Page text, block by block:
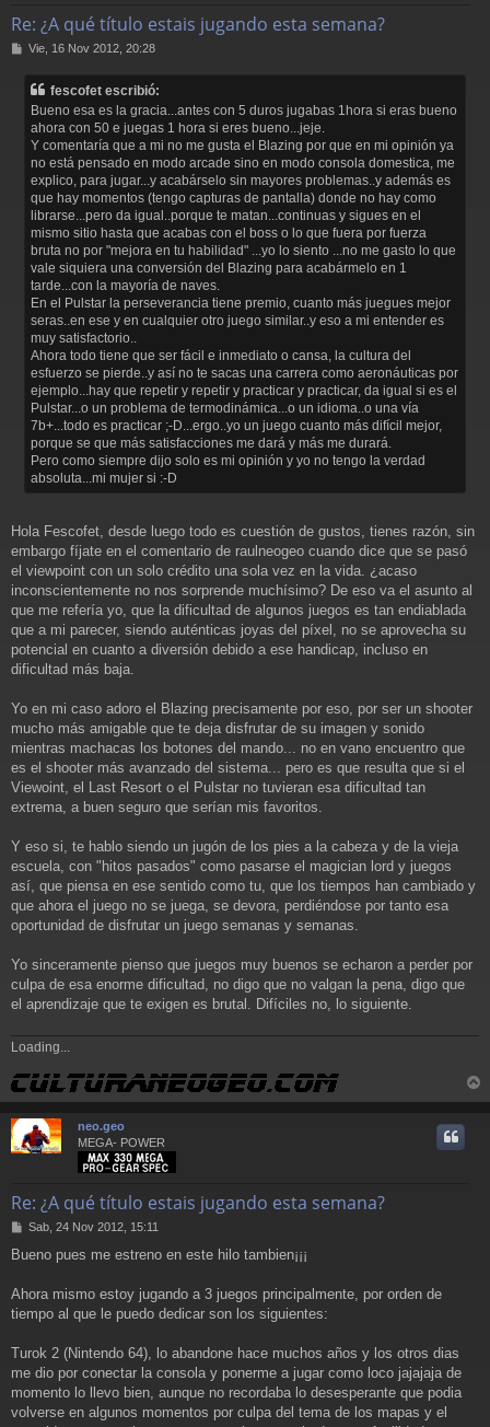
Re: ¿A qué título estais jugando esta semana?
M
Vie, 16 Nov 2012, 20:28
fescofet escribió:
Bueno esa es la gracia...antes con 5 duros jugabas 1hora si eras bueno
ahora con 50 e juegas 1 hora si eres bueno...jeje.
Y comentaría que a mi no me gusta el Blazing por que en mi opinión ya
no está pensado en modo arcade sino en modo consola domestica, me
explico, para jugar...y acabárselo sin mayores problemas..y además es
que hay momentos (tengo capturas de pantalla) donde no hay como
librarse...pero da igual..porque te matan...continuas y sigues en el
mismo sitio hasta que acabas con el boss o lo que fuera por fuerza
bruta no por "mejora en tu habilidad" ...yo lo siento ...no me gasto lo que
vale siquiera una conversión del Blazing para acabármelo en 1
tarde...con la mayoría de naves.
En el Pulstar la perseverancia tiene premio, cuanto más juegues mejor
seras..en ese y en cualquier otro juego similar..y eso a mi entender es
muy satisfactorio..
Ahora todo tiene que ser fácil e inmediato o cansa, la cultura del
esfuerzo se pierde..y así no te sacas una carrera como aeronáuticas por
ejemplo...hay que repetir y repetir y practicar y practicar, da igual si es el
Pulstar...o un problema de termodinámica...o un idioma..o una vía
7b+...todo es practicar ;-D...ergo..yo un juego cuanto más difícil mejor,
porque se que más satisfacciones me dará y más me durará.
Pero como siempre dijo solo es mi opinión y yo no tengo la verdad
absoluta...mi mujer si :-D
Hola Fescofet, desde luego todo es cuestión de gustos, tienes razón, sin
embargo fíjate en el comentario de raulneogeo cuando dice que se pasó
el viewpoint con un solo crédito una sola vez en la vida. ¿acaso
inconscientemente no nos sorprende muchísimo? De eso va el asunto al
que me refería yo, que la dificultad de algunos juegos es tan endiablada
que a mi parecer, siendo auténticas joyas del píxel, no se aprovecha su
potencial en cuanto a diversión debido a ese handicap, incluso en
dificultad más baja.
Yo en mi caso adoro el Blazing precisamente por eso, por ser un shooter
mucho más amigable que te deja disfrutar de su imagen y sonido
mientras machacas los botones del mando... no en vano encuentro que
es el shooter más avanzado del sistema... pero es que resulta que si el
Viewoint, el Last Resort o el Pulstar no tuvieran esa dificultad tan
extrema, a buen seguro que serían mis favoritos.
Y eso si, te hablo siendo un jugón de los pies a la cabeza y de la vieja
escuela, con "hitos pasados" como pasarse el magician lord y juegos
así, que piensa en ese sentido como tu, que los tiempos han cambiado y
que ahora el juego no se juega, se devora, perdiéndose por tanto esa
oportunidad de disfrutar un juego semanas y semanas.
Yo sinceramente pienso que juegos muy buenos se echaron a perder por
culpa de esa enorme dificultad, no digo que no valgan la pena, digo que
el aprendizaje que te exigen es brutal. Difíciles no, lo siguiente.
Loading...
r
neo.geo
MEGA- POWER
Re: ¿A qué título estais jugando esta semana?
M
n
a
Sab, 24 Nov 2012, 15:11
Bueno pues me estreno en este hilo tambien¡¡¡
Ahora mismo estoy jugando a 3 juegos principalmente, por orden de
tiempo al que le puedo dedicar son los siguientes:
Turok 2 (Nintendo 64), lo abandone hace muchos años y los otros dias
me dio por conectar la consola y ponerme a jugar como loco jajajaja de
momento lo llevo bien, aunque no recordaba lo desesperante que podia
volverse en algunos momentos por culpa del tema de los mapas y el